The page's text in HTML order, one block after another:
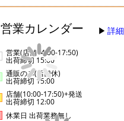
営業カレンダー 詳細
営業(店舗14:00-17:50)
出荷締切 15:00
通販のみ(店舗休)
出荷締切 15:00
店舗(10:00-17:50)+発送
出荷締切 12:00
休業日 出荷業務無し